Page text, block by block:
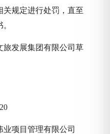
关规定进行处罚，直至
旅发展集团有限公司草
业项目管理有限公司